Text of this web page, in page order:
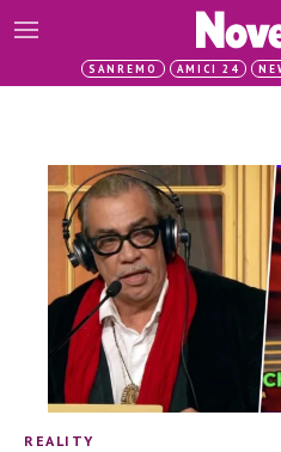
SANREMO AMICI 24
REALITY